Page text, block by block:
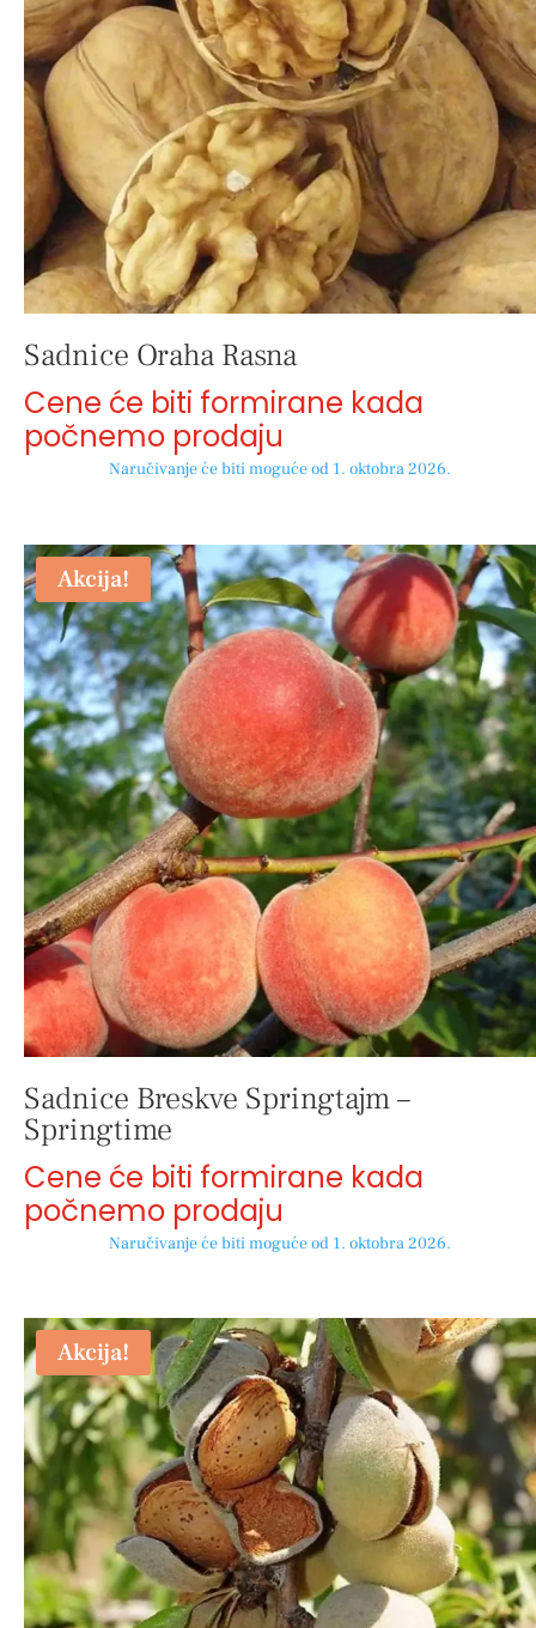
Sadnice Oraha Rasna
Cene će biti formirane kada
počnemo prodaju
Naručivanje će biti moguće od 1. oktobra 2026.
Akcija!
Sadnice Breskve Springtajm –
Springtime
Cene će biti formirane kada
počnemo prodaju
Naručivanje će biti moguće od 1. oktobra 2026.
Akcija!